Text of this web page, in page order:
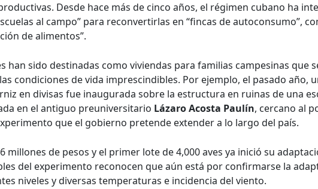
Desde hace más de cinco años, el régimen cubano ha
al campo” para reconvertirlas en “fincas de autoconsumo”,
de alimentos”.
han sido destinadas como viviendas para familias campesinas que
condiciones de vida imprescindibles. Por ejemplo, el pasado año,
en divisas fue inaugurada sobre la estructura en ruinas de una
en el antiguo preuniversitario Lázaro Acosta Paulín, cercano al
que el gobierno pretende extender a lo largo del país.
millones de pesos y el primer lote de 4,000 aves ya inició su
del experimento reconocen que aún está por confirmarse la
niveles y diversas temperaturas e incidencia del viento.